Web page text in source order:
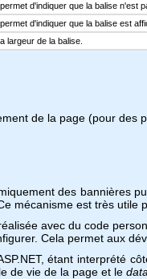
d'indiquer que la balise n'est
d'indiquer que la balise est
largeur de la balise.
de la page (pour des
des bannières
mécanisme est très utile
avec du code
Cela permet aux
étant interprété
de vie de la page et le